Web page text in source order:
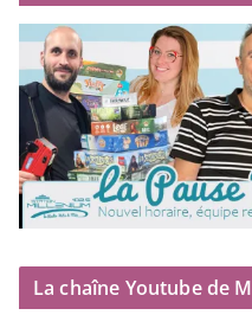
La chaîne Youtube de